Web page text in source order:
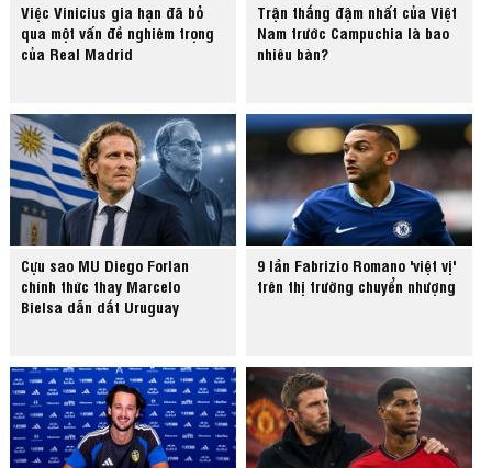
Việc Vinicius gia hạn đã bỏ
qua một vấn đề nghiêm trọng
của Real Madrid
Trận thắng đậm nhất của Việt
Nam trước Campuchia là bao
nhiêu bàn?
Cựu sao MU Diego Forlan
chính thức thay Marcelo
Bielsa dẫn dắt Uruguay
9 lần Fabrizio Romano 'việt vị'
trên thị trường chuyển nhượng